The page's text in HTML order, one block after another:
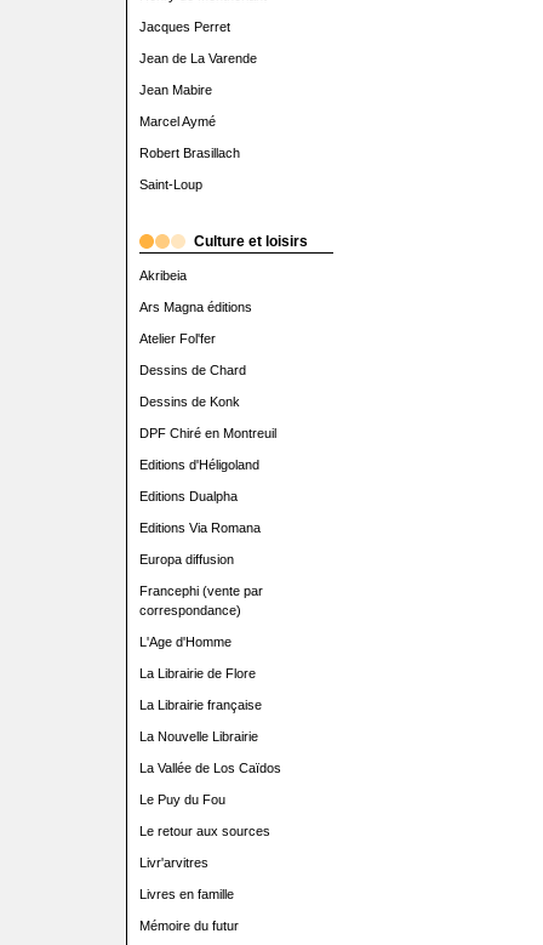
Jacques Perret
Jean de La Varende
Jean Mabire
Marcel Aymé
Robert Brasillach
Saint-Loup
Culture et loisirs
Akribeia
Ars Magna éditions
Atelier Fol'fer
Dessins de Chard
Dessins de Konk
DPF Chiré en Montreuil
Editions d'Héligoland
Editions Dualpha
Editions Via Romana
Europa diffusion
Francephi (vente par
correspondance)
L'Age d'Homme
La Librairie de Flore
La Librairie française
La Nouvelle Librairie
La Vallée de Los Caïdos
Le Puy du Fou
Le retour aux sources
Livr'arvitres
Livres en famille
Mémoire du futur